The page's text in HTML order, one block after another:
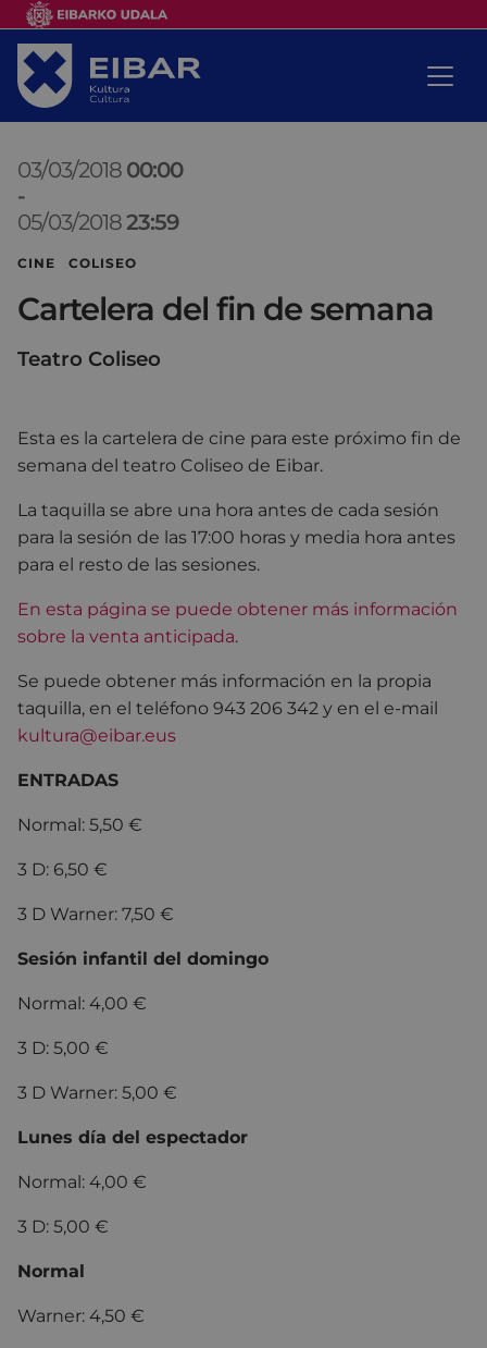
03/03/2018 00:00
-
05/03/201823:59
CINE COLISEO
Cartelera del fin de semana
Teatro Coliseo
Esta es la cartelera de cine para este próximo fin de
semana del teatro Coliseo de Eibar.
La taquilla se abre una hora antes de cada sesión
para la sesión de las 17:00 horas y media hora antes
para el resto de las sesiones.
En esta página se puede obtener más información
sobre la venta anticipada.
Se puede obtener más información en la propia
taquilla, en el teléfono 943 206 342 y en el e-mail
kultura@eibar.eus
ENTRADAS
Normal: 5,50 €
3 D: 6,50 €
3 D Warner: 7,50 €
Sesión infantil del domingo
Normal: 4,00 €
3 D: 5,00 €
3 D Warner: 5,00 €
Lunes día del espectador
Normal: 4,00 €
3 D: 5,00 €
Normal
Warner: 4,50 €